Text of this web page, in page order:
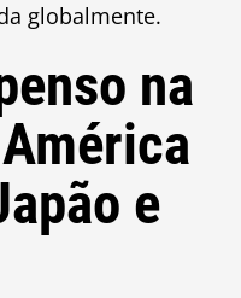
globalmente.
na
e